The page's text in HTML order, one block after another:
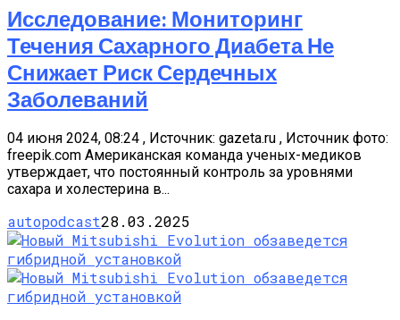
Исследование: Мониторинг
Течения Сахарного Диабета Не
Снижает Риск Сердечных
Заболеваний
04 июня 2024, 08:24 , Источник: gazeta.ru , Источник фото:
freepik.com Американская команда ученых-медиков
утверждает, что постоянный контроль за уровнями
сахара и холестерина в...
autopodcast28.03.2025